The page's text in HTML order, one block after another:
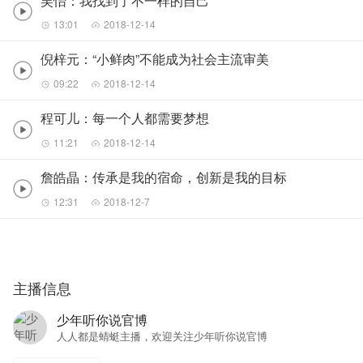
13:01 2018-12-14
倪梓元：“小鲜肉”不能成为社会主流审美
09:22 2018-12-14
程可儿：每一个人都需要梦想
11:21 2018-12-14
詹皓晶：传承是我的宿命，创新是我的目标
12:31 2018-12-7
主播信息
少年听你说官博
人人都是蜻蜓主播，欢迎关注少年听你说官博